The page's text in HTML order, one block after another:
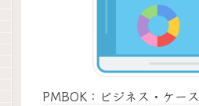
PMBOK：ビジネス・ケース